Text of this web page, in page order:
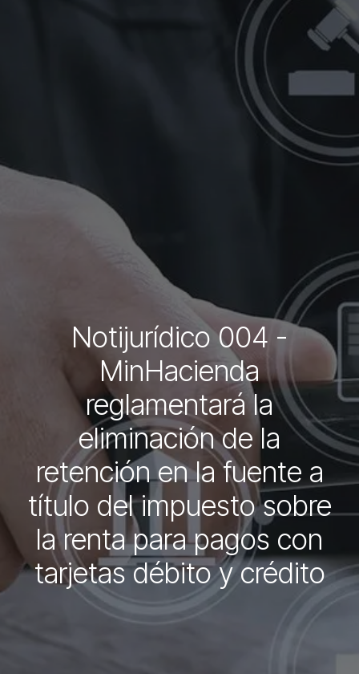
Notijurídico 004 -
MinHacienda
reglamentará la
eliminación de la
retención en la fuente a
título del impuesto sobre
la renta para pagos con
tarjetas débito y crédito